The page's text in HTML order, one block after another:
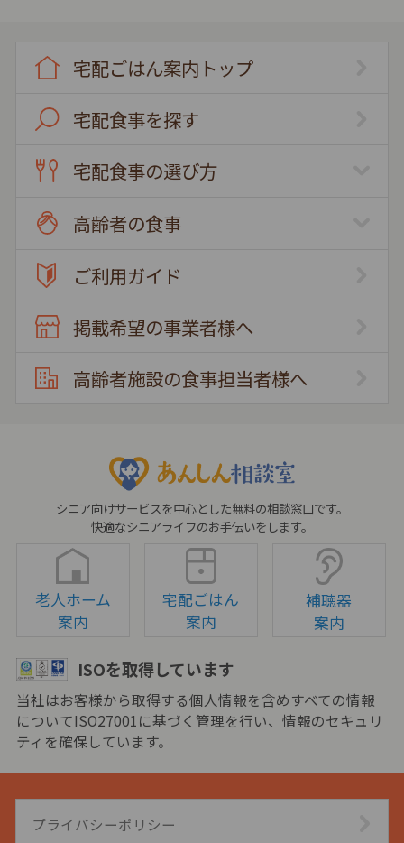
宅配ごはん案内トップ
宅配食事を探す
宅配食事の選び方
高齢者の食事
ご利用ガイド
掲載希望の事業者様へ
高齢者施設の食事担当者様へ
シニア向けサービスを中心とした無料の相談窓口です。
快適なシニアライフのお手伝いをします。
老人ホーム
案内
宅配ごはん
案内
補聴器
案内
ISOを取得しています
当社はお客様から取得する個人情報を含めすべての情報
についてISO27001に基づく管理を行い、情報のセキュリ
ティを確保しています。
プライバシーポリシー